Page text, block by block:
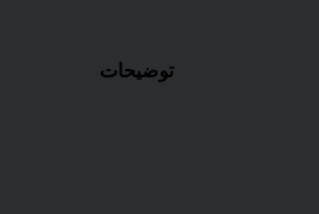
توضیحات